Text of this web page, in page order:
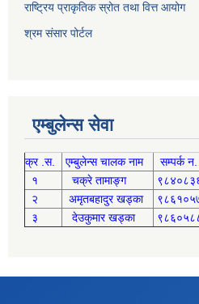
राष्ट्रिय प्राकृतिक स्रोत तथा वित्त आयोग
श्रम संसार पोर्टल
एम्बुलेन्स सेवा
क्र .स. एम्बुलेन्स चालक नाम
सम्पर्क न.
१
चक्रे तामाङ्ग
२
अमृतबहादुर खड्का
३
देउकुमार खड्का